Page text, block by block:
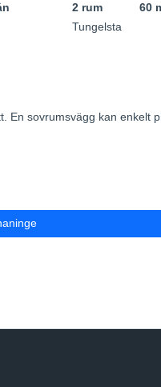
2 rum 60
Tungelsta
sovrumsvägg kan enkelt